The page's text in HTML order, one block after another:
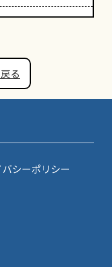
る
シーポリシー